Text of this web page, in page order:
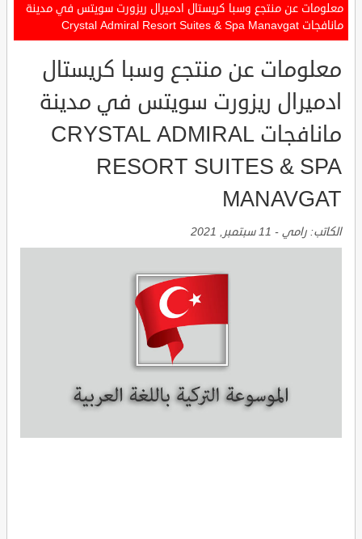
معلومات عن منتجع وسبا كريستال ادميرال ريزورت سويتس في مدينة
مانافجات Crystal Admiral Resort Suites & Spa Manavgat
معلومات عن منتجع وسبا كريستال
ادميرال ريزورت سويتس في مدينة
مانافجات CRYSTAL ADMIRAL
RESORT SUITES & SPA
MANAVGAT
الكاتب: رامي - 11 سبتمبر, 2021